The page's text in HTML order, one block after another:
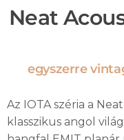
Neat
egyszerre
Az IOTA széria a
klasszikus angol